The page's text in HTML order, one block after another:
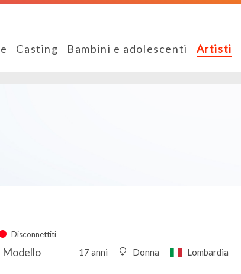
Casting Bambini e adolescenti Artisti
Disconnettiti
17 anni Donna Lombardia